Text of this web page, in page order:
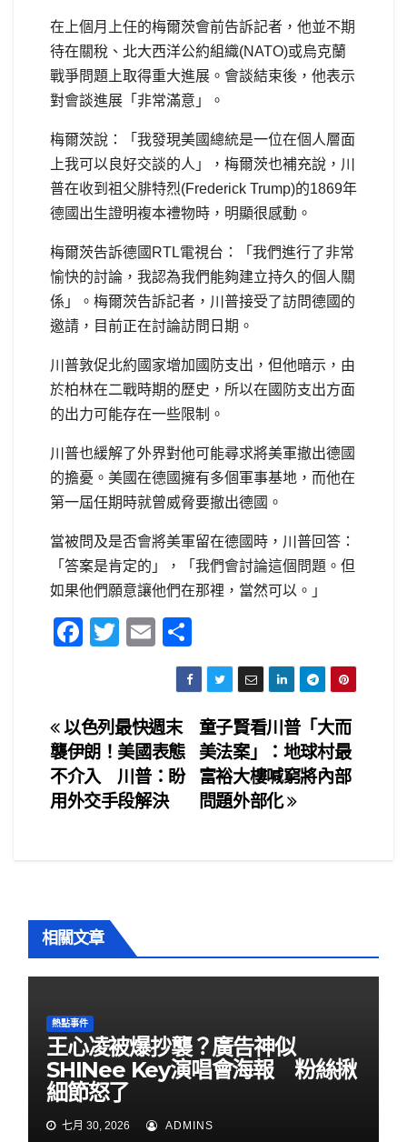
在上個月上任的梅爾茨會前告訴記者，他並不期
待在關稅、北大西洋公約組織(NATO)或烏克蘭
戰爭問題上取得重大進展。會談結束後，他表示
對會談進展「非常滿意」。
梅爾茨說：「我發現美國總統是一位在個人層面
上我可以良好交談的人」，梅爾茨也補充說，川
普在收到祖父腓特烈(Frederick Trump)的1869年
德國出生證明複本禮物時，明顯很感動。
梅爾茨告訴德國RTL電視台：「我們進行了非常
愉快的討論，我認為我們能夠建立持久的個人關
係」。梅爾茨告訴記者，川普接受了訪問德國的
邀請，目前正在討論訪問日期。
川普敦促北約國家增加國防支出，但他暗示，由
於柏林在二戰時期的歷史，所以在國防支出方面
的出力可能存在一些限制。
川普也緩解了外界對他可能尋求將美軍撤出德國
的擔憂。美國在德國擁有多個軍事基地，而他在
第一屆任期時就曾威脅要撤出德國。
當被問及是否會將美軍留在德國時，川普回答：
「答案是肯定的」，「我們會討論這個問題。但
如果他們願意讓他們在那裡，當然可以。」
F
e
b
o
o
T
er
E
m
ail
h
ar
e
文
章
導
童子賢看川普「大而
美法案」：地球村最
富裕大樓喊窮將內部
問題外部化
以色列最快週末
襲伊朗！美國表態
不介入 川普：盼
用外交手段解決
相關文章
熱點事件
王心凌被爆抄襲？廣告神似
SHINee Key演唱會海報 粉絲揪
細節怒了
七月 30, 2026 ADMINS